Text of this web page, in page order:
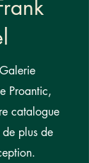
Proantic,
catalogue
plus de